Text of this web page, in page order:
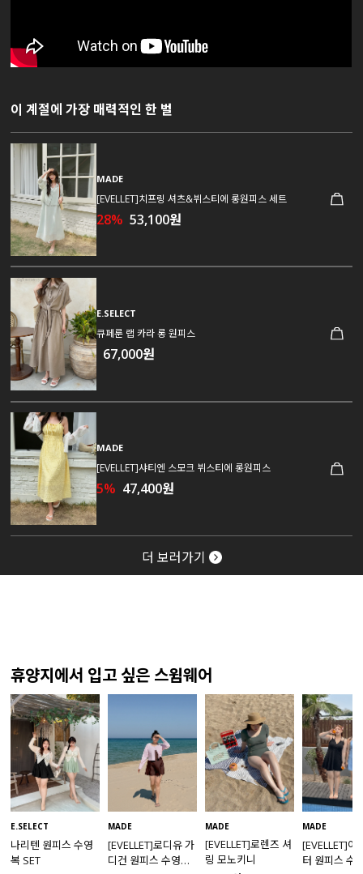
이 계절에 가장 매력적인 한 벌
MADE
[EVELLET]치프링 셔츠&뷔스티에 롱원피스 세트
28% 53,100원
E.SELECT
큐페룬 랩 카라 롱 원피스
67,000원
MADE
[EVELLET]샤티엔 스모크 뷔스티에 롱원피스
5% 47,400원
더 보러가기
휴양지에서 입고 싶은 스윔웨어
E.SELECT
나리텐 원피스 수영
복 SET
MADE
[EVELLET]로디유 가
디건 원피스 수영복
MADE
[EVELLET]로렌즈 셔
링 모노키니
MADE
[EVELLET]아
터 원피스 수